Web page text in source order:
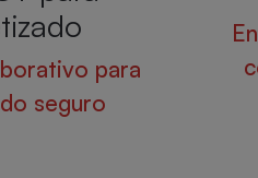
semiautomática
motorizado